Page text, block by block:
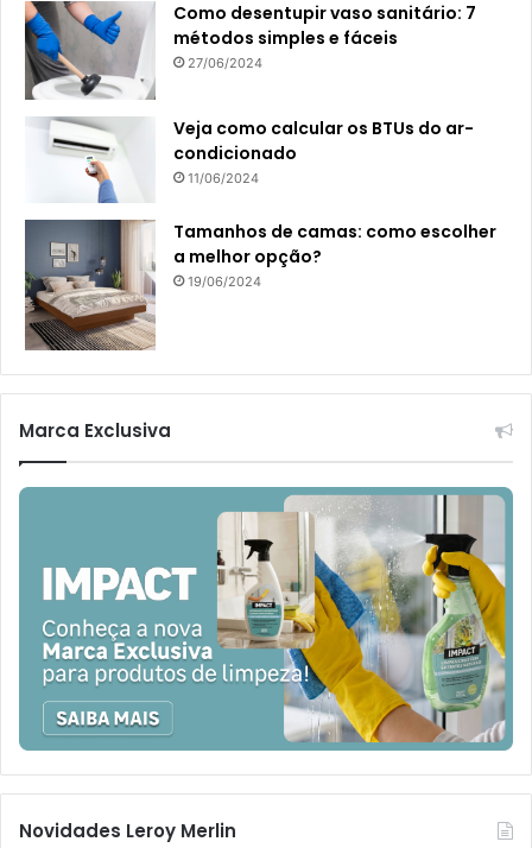
Como desentupir vaso sanitário: 7
métodos simples e fáceis
27/06/2024
Veja como calcular os BTUs do ar-
condicionado
11/06/2024
Tamanhos de camas: como escolher
a melhor opção?
19/06/2024
Marca Exclusiva
Novidades Leroy Merlin